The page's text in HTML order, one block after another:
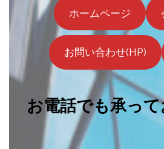
ホームページ
お問い合わせ(HP)
お電話でも承って